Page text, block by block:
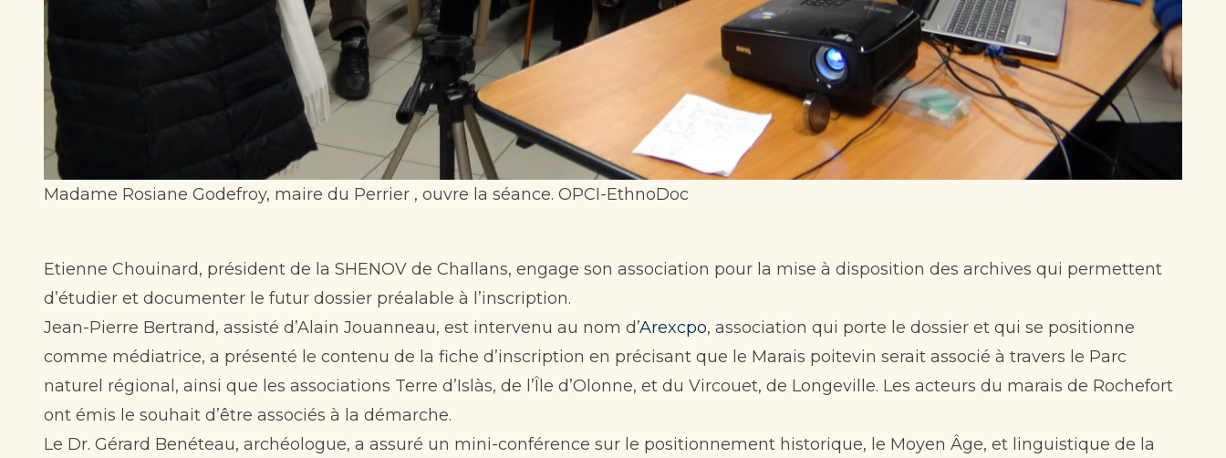
Madame Rosiane Godefroy, maire du Perrier , ouvre la séance. OPCI-EthnoDoc
Etienne Chouinard, président de la SHENOV de Challans, engage son association pour la mise à disposition des archives qui permettent
d’étudier et documenter le futur dossier préalable à l’inscription.
Jean-Pierre Bertrand, assisté d’Alain Jouanneau, est intervenu au nom d’Arexcpo, association qui porte le dossier et qui se positionne
comme médiatrice, a présenté le contenu de la fiche d’inscription en précisant que le Marais poitevin serait associé à travers le Parc
naturel régional, ainsi que les associations Terre d’Islàs, de l’Île d’Olonne, et du Vircouet, de Longeville. Les acteurs du marais de Rochefort
ont émis le souhait d’être associés à la démarche.
Le Dr. Gérard Benéteau, archéologue, a assuré un mini-conférence sur le positionnement historique, le Moyen Âge, et linguistique de la